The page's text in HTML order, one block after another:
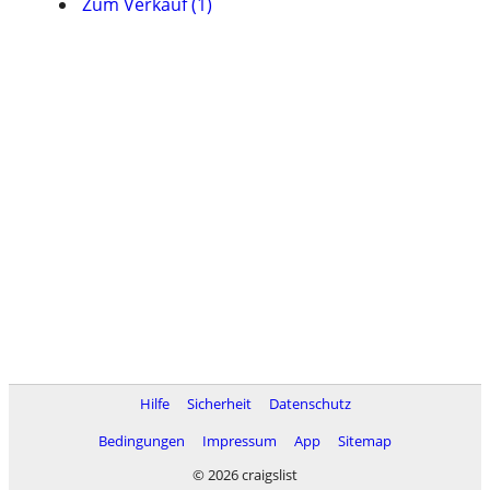
Hilfe Sicherheit
Datenschutz
Bedingungen
Impressum App
Sitemap
© 2026 craigslist